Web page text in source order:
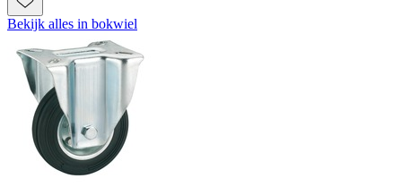
Bekijk alles in bokwiel